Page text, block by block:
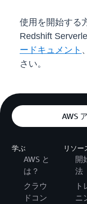
使用を開始する
Redshift
ードキュメント 、
さい。
AWS
学ぶ
AWS と
は？
クラウ
ドコン
リソー
開
法
ト
ニ